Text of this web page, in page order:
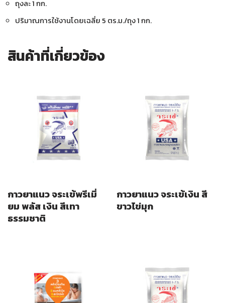
ถุงละ 1 กก.
ปริมาณการใช้งานโดยเฉลี่ย 5 ตร.ม./ถุง 1 กก.
สินค้าที่เกี่ยวข้อง
กาวยาแนว จระเข้พรีเมี่
ยม พลัส เงิน สีเทา
ธรรมชาติ
กาวยาแนว จระเข้เงิน สี
ขาวไข่มุก